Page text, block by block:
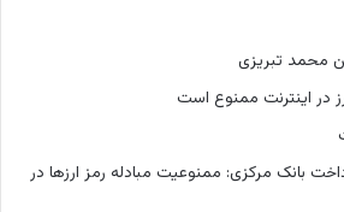
محمد تبریزی
در اینترنت ممنوع است
بانک مرکزی: ممنوعیت مبادله رمز ارزها در